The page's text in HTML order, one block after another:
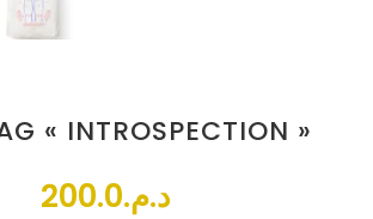
« INTROSPECTION »
د.م.200.0